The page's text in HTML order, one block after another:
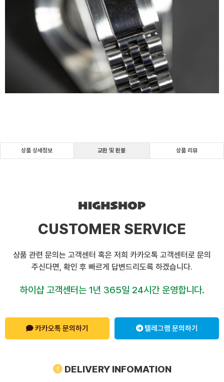
상품 상세정보 교환 및 환불 상품 리뷰
CUSTOMER SERVICE
상품 관련 문의는 고객센터 혹은 저희 카카오톡 고객센터로 문의
주신다면, 확인 후 빠르게 답변드리도록 하겠습니다.
하이샵 고객센터는 1년 365일 24시간 운영합니다.
카카오톡 문의하기 텔레그램 문의하기
DELIVERY INFOMATION